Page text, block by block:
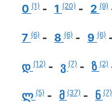
0 (1) 1 (20) 2 (9)
7 (6) 8 (6) 9 (6)
დ (12) ვ (7) ზ (2)
ლ (5) მ (37) ნ (7)